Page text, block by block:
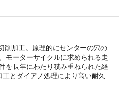
削加工。原理的にセンターの穴の
モーターサイクルに求められる走
を長年にわたり積み重ねられた経
とダイアノ処理により高い耐久